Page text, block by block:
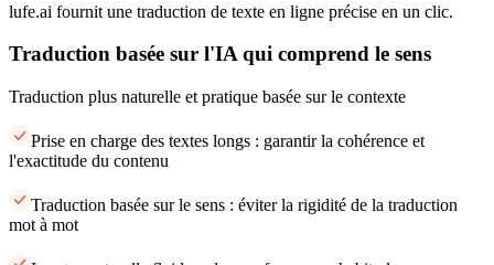
lufe.ai fournit une traduction de texte en ligne précise en un clic.
Traduction basée sur l'IA qui comprend le sens
Traduction plus naturelle et pratique basée sur le contexte
Prise en charge des textes longs : garantir la cohérence et
l'exactitude du contenu
Traduction basée sur le sens : éviter la rigidité de la traduction
mot à mot